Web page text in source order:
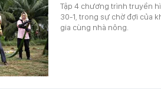
Tập 4 chương trình truyền
30-1, trong sự chờ đợi của
gia cùng nhà nông.